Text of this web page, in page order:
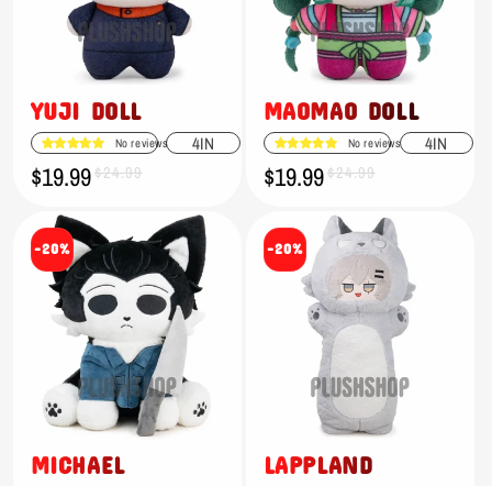
YUJI DOLL
No reviews 4IN
Verkaufspreis
$19.99
Normaler
Preis
$24.99
MAOMAO DOLL
No reviews 4IN
Verkaufspreis
$19.99
Normaler
Preis
$24.99
-20%
MICHAEL
-20%
LAPPLAND